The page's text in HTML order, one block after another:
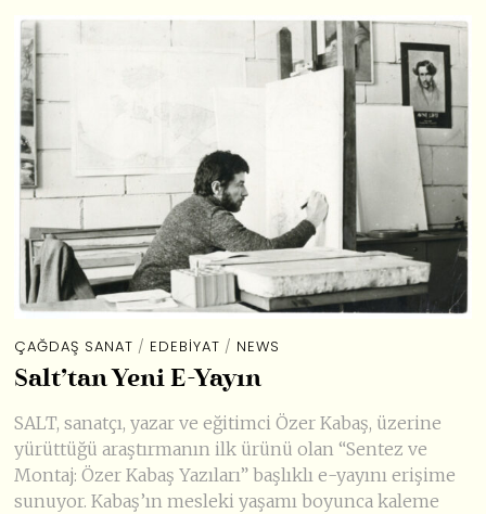
ÇAĞDAŞ SANAT / EDEBIYAT / NEWS
Salt’tan Yeni E-Yayın
SALT, sanatçı, yazar ve eğitimci Özer Kabaş, üzerine
yürüttüğü araştırmanın ilk ürünü olan “Sentez ve
Montaj: Özer Kabaş Yazıları” başlıklı e-yayını erişime
sunuyor. Kabaş’ın mesleki yaşamı boyunca kaleme